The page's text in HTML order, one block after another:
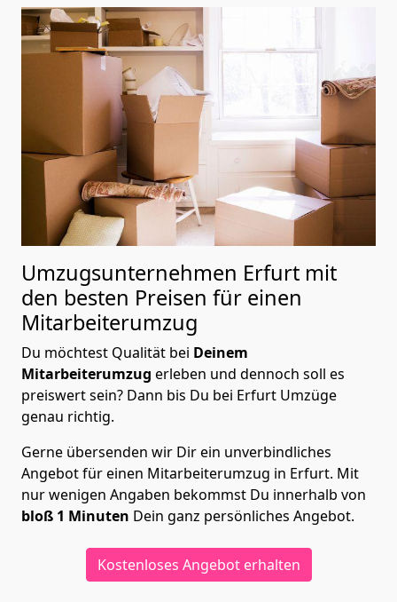
Umzugsunternehmen Erfurt mit
den besten Preisen für einen
Mitarbeiterumzug
Du möchtest Qualität bei Deinem
Mitarbeiterumzug erleben und dennoch soll es
preiswert sein? Dann bis Du bei Erfurt Umzüge
genau richtig.
Gerne übersenden wir Dir ein unverbindliches
Angebot für einen Mitarbeiterumzug in Erfurt. Mit
nur wenigen Angaben bekommst Du innerhalb von
bloß 1 Minuten Dein ganz persönliches Angebot.
Kostenloses Angebot erhalten